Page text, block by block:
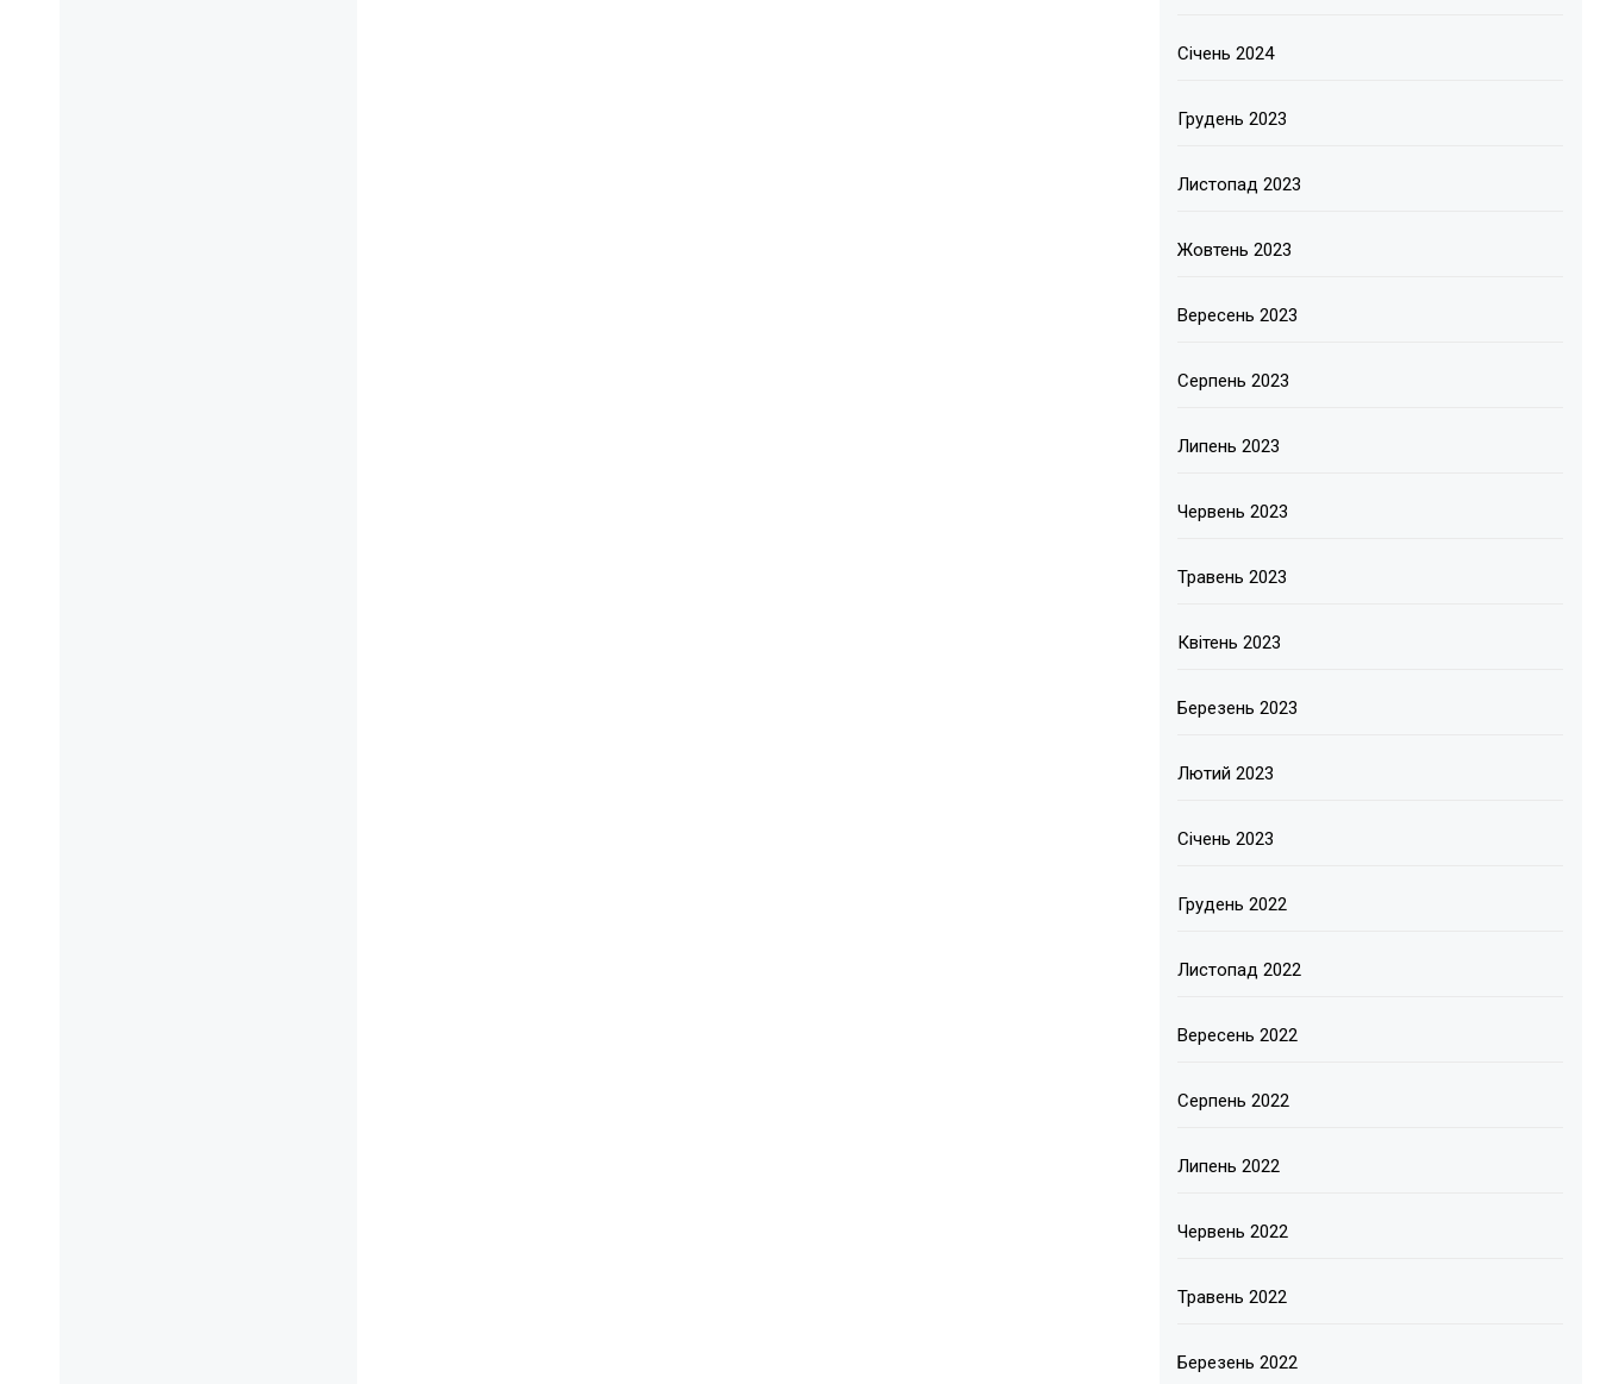
Січень 2024
Грудень 2023
Листопад 2023
Жовтень 2023
Вересень 2023
Серпень 2023
Липень 2023
Червень 2023
Травень 2023
Квітень 2023
Березень 2023
Лютий 2023
Січень 2023
Грудень 2022
Листопад 2022
Вересень 2022
Серпень 2022
Липень 2022
Червень 2022
Травень 2022
Березень 2022